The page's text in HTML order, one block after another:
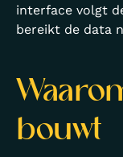
interface volgt
bereikt de data
bouwt